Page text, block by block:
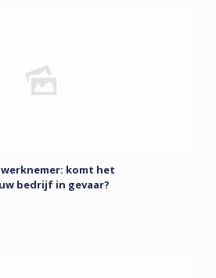
komt het
bedrijf in gevaar?